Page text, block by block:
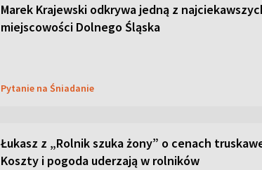
Marek Krajewski odkrywa jedną z
miejscowości Dolnego Śląska
Pytanie na Śniadanie
Łukasz z „Rolnik szuka żony” o cenach
Koszty i pogoda uderzają w rolników